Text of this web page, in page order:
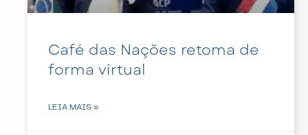
Café das Nações retoma de
forma virtual
LEIA MAIS »